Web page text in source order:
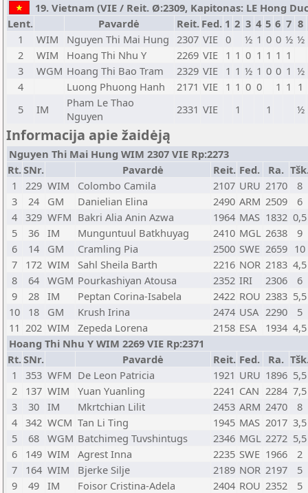
19. Vietnam (VIE / Reit. Ø:2309, Kapitonas: LE Hong
Lent.
Pavardė Reit. Fed. 1 2 3 4 5 6 7 8
1
WIM Nguyen Thi Mai Hung 2307 VIE 0 ½ 1 0 0 ½ ½
2
WIM Hoang Thi Nhu Y 2269 VIE 1 1 0 1 1 1 1
3
WGM Hoang Thi Bao Tram 2329 VIE 1 1 ½ 1 0 0 1 ½
4
Luong Phuong Hanh 2171 VIE 1 1 0 0 1 1 1
5
IM
Pham Le Thao
Nguyen
2331 VIE 1 1 ½
Informacija apie žaidėją
Nguyen Thi Mai Hung WIM 2307 VIE Rp:2273
Rt.SNr. Pavardė Reit. Fed. Ra.
1
229 WIM Colombo Camila 2107 URU 2170
8
3
24 GM Danielian Elina 2490 ARM 2509
6
4
329 WFM Bakri Alia Anin Azwa 1964 MAS 1832 0,5
5
36 IM Munguntuul Batkhuyag 2410 MGL 2638
9
6
14 GM Cramling Pia 2500 SWE 2659 10
7
172 WIM Sahl Sheila Barth 2216 NOR 2183 4,5
8
64 WGM Pourkashiyan Atousa 2352 IRI 2306
6
9
28 IM Peptan Corina-Isabela 2422 ROU 2383 5,5
10
18 GM Krush Irina 2474 USA 2290
5
11 202 WIM Zepeda Lorena 2158 ESA 1934 4,5
Hoang Thi Nhu Y WIM 2269 VIE Rp:2371
Rt.SNr. Pavardė Reit. Fed. Ra.
1
353 WFM De Leon Patricia 1921 URU 1896 5,5
2
137 WIM Yuan Yuanling 2241 CAN 2284 7,5
3
30 IM Mkrtchian Lilit 2453 ARM 2470
8
4
342 WCM Tan Li Ting 1945 MAS 2017 3,5
5
68 WGM Batchimeg Tuvshintugs 2346 MGL 2272 5,5
6
149 WIM Agrest Inna 2235 SWE 1966
2
7
164 WIM Bjerke Silje 2189 NOR 2197
5
9
49 IM Foisor Cristina-Adela 2404 ROU 2352
5